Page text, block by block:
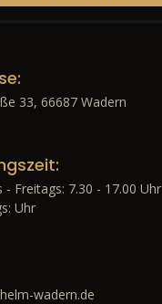
33, 66687 Wadern
- Freitags: 7.30 - 17.00 Uhr
Uhr
wadern.de